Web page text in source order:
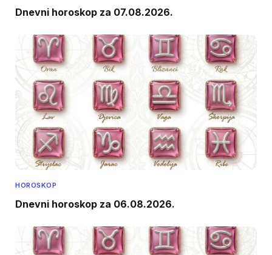
Dnevni horoskop za 07.08.2026.
HOROSKOP
Dnevni horoskop za 06.08.2026.